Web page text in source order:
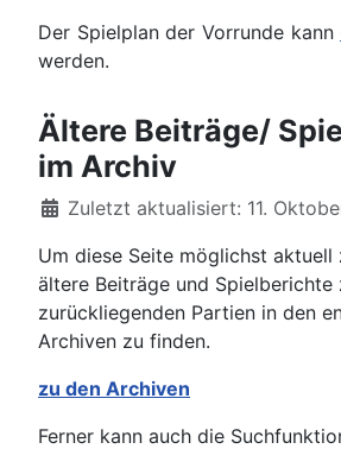
Der Spielplan der Vorrunde kann
werden.
Ältere Beiträge/
im Archiv
DetailsZuletzt aktualisiert: 11.
Um diese Seite möglichst aktuell
ältere Beiträge und Spielberichte
zurückliegenden Partien in den
Archiven zu finden.
zu den Archiven
Ferner kann auch die